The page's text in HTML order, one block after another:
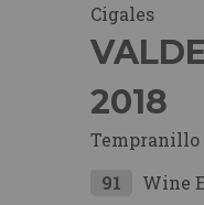
Cigales
2018
Tempranillo
91
Wine